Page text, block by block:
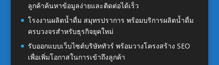
ลูกค้าค้นหาข้อมูลง่ายและติดต่อได้เร็ว
โรงงานผลิตน้ำดื่ม สมุทรปราการ พร้อมบริการผลิตน้ำดื่ม
ครบวงจรสำหรับธุรกิจยุคใหม่
รับออกแบบเว็บไซต์บริษัททัวร์ พร้อมวางโครงสร้าง SEO
เพื่อเพิ่มโอกาสในการเข้าถึงลูกค้า